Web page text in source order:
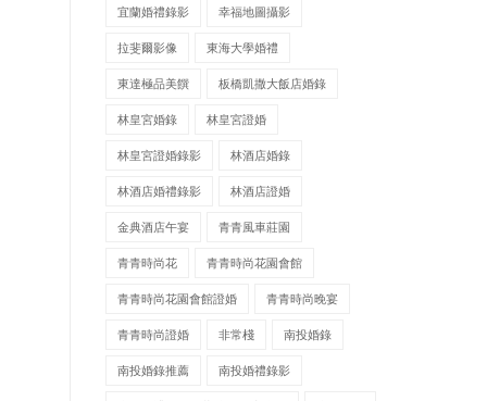
宜蘭婚禮錄影 幸福地圖攝影
拉斐爾影像 東海大學婚禮
東達極品美饌 板橋凱撒大飯店婚錄
林皇宮婚錄 林皇宮證婚
林皇宮證婚錄影 林酒店婚錄
林酒店婚禮錄影 林酒店證婚
金典酒店午宴 青青風車莊園
青青時尚花 青青時尚花園會館
青青時尚花園會館證婚 青青時尚晚宴
青青時尚證婚 非常棧 南投婚錄
南投婚錄推薦 南投婚禮錄影